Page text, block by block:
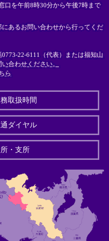
口を午前8時30分から午後7時まで
あるお問い合わせから行ってくだ
22-6111（代表）または福知山
合わせください。
ら
取扱時間
ダイヤル
・支所